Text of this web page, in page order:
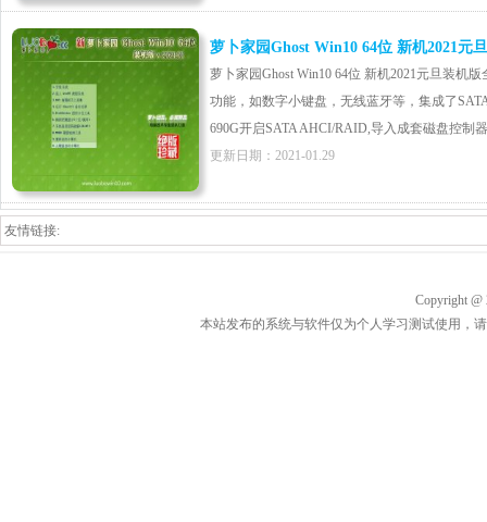
萝卜家园Ghost Win10 64位 新机2021元
萝卜家园Ghost Win10 64位 新机2021元旦装机
功能，如数字小键盘，无线蓝牙等，集成了
690G开启SATA AHCI/RAID,导入成套磁盘控制
更新日期：2021-01.29
友情链接:
Copyright
本站发布的系统与软件仅为个人学习测试使用，